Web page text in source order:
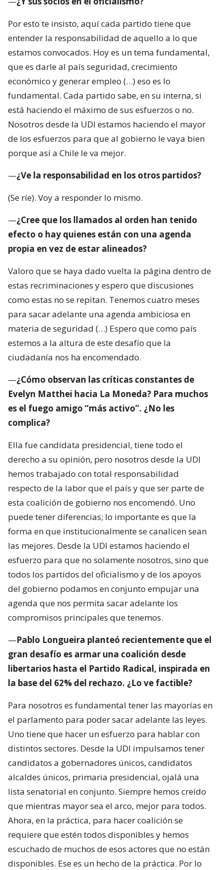
Por esto te insisto, aquí cada partido tiene que
entender la responsabilidad de aquello a lo que
estamos convocados. Hoy es un tema fundamental,
que es darle al país seguridad, crecimiento
económico y generar empleo (…) eso es lo
fundamental. Cada partido sabe, en su interna, si
está haciendo el máximo de sus esfuerzos o no.
Nosotros desde la UDI estamos haciendo el mayor
de los esfuerzos para que al gobierno le vaya bien
porque así a Chile le va mejor.
—¿Ve la responsabilidad en los otros partidos?
(Se ríe). Voy a responder lo mismo.
—¿Cree que los llamados al orden han tenido
efecto o hay quienes están con una agenda
propia en vez de estar alineados?
Valoro que se haya dado vuelta la página dentro de
estas recriminaciones y espero que discusiones
como estas no se repitan. Tenemos cuatro meses
para sacar adelante una agenda ambiciosa en
materia de seguridad (…) Espero que como país
estemos a la altura de este desafío que la
ciudadanía nos ha encomendado.
—¿Cómo observan las críticas constantes de
Evelyn Matthei hacia La Moneda? Para muchos
es el fuego amigo “más activo”. ¿No les
complica?
Ella fue candidata presidencial, tiene todo el
derecho a su opinión, pero nosotros desde la UDI
hemos trabajado con total responsabilidad
respecto de la labor que el país y que ser parte de
esta coalición de gobierno nos encomendó. Uno
puede tener diferencias; lo importante es que la
forma en que institucionalmente se canalicen sean
las mejores. Desde la UDI estamos haciendo el
esfuerzo para que no solamente nosotros, sino que
todos los partidos del oficialismo y de los apoyos
del gobierno podamos en conjunto empujar una
agenda que nos permita sacar adelante los
compromisos principales que tenemos.
—Pablo Longueira planteó recientemente que el
gran desafío es armar una coalición desde
libertarios hasta el Partido Radical, inspirada en
la base del 62% del rechazo. ¿Lo ve factible?
Para nosotros es fundamental tener las mayorías en
el parlamento para poder sacar adelante las leyes.
Uno tiene que hacer un esfuerzo para hablar con
distintos sectores. Desde la UDI impulsamos tener
candidatos a gobernadores únicos, candidatos
alcaldes únicos, primaria presidencial, ojalá una
lista senatorial en conjunto. Siempre hemos creído
que mientras mayor sea el arco, mejor para todos.
Ahora, en la práctica, para hacer coalición se
requiere que estén todos disponibles y hemos
escuchado de muchos de esos actores que no están
disponibles. Ese es un hecho de la práctica. Por lo